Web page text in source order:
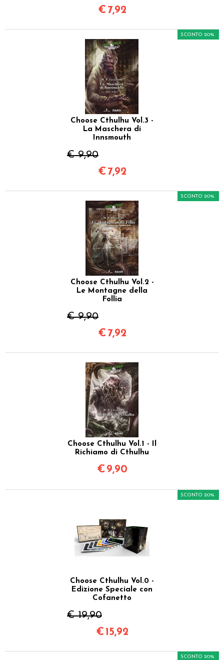
€ 7,92
Choose Cthulhu Vol.3 -
La Maschera di
Innsmouth
€ 9,90
SCONTO 20%
€ 7,92
Choose Cthulhu Vol.2 -
Le Montagne della
Follia
€ 9,90
SCONTO 20%
€ 7,92
Choose Cthulhu Vol.1 - Il
Richiamo di Cthulhu
€ 9,90
Choose Cthulhu Vol.0 -
Edizione Speciale con
Cofanetto
€ 19,90
SCONTO 20%
€ 15,92
SCONTO 20%